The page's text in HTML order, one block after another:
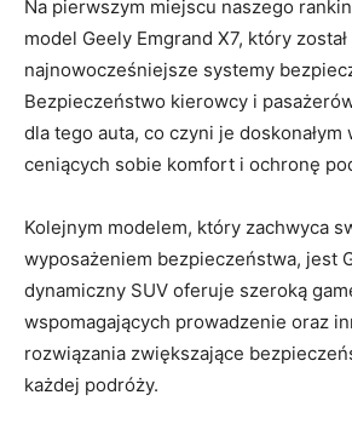
Na pierwszym miejscu naszego
model Geely Emgrand X7, który
najnowocześniejsze systemy
Bezpieczeństwo kierowcy i
dla tego auta, co czyni je
ceniących sobie komfort i ochronę
Kolejnym‍ modelem, który zachwyca
wyposażeniem bezpieczeństwa, jest
dynamiczny SUV oferuje szeroką
wspomagających prowadzenie oraz
rozwiązania zwiększające⁢
każdej podróży.